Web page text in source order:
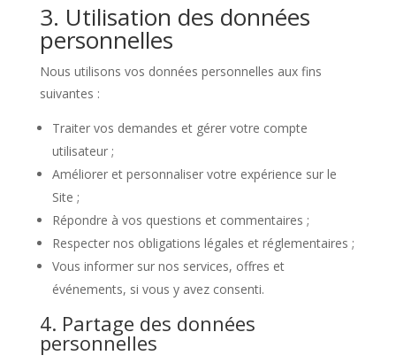
3. Utilisation des données
personnelles
Nous utilisons vos données personnelles aux fins
suivantes :
Traiter vos demandes et gérer votre compte
utilisateur ;
Améliorer et personnaliser votre expérience sur le
Site ;
Répondre à vos questions et commentaires ;
Respecter nos obligations légales et réglementaires ;
Vous informer sur nos services, offres et
événements, si vous y avez consenti.
4. Partage des données
personnelles